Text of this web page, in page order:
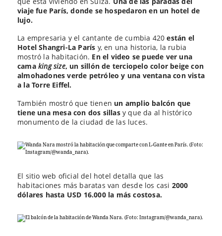
viaje fue París, donde se hospedaron en un hotel de
lujo.
La empresaria y el cantante de cumbia 420están el
Hotel Shangri-La París y, en una historia, la rubia
mostró la habitación. En el video se puede ver una
cama king size, un sillón de terciopelo color beige con
almohadones verde petróleo y una ventana con vista
a la Torre Eiffel.
También mostró que tienen un amplio balcón que
tiene una mesa con dos sillasy que da al histórico
monumento de la ciudad de las luces.
El sitio web oficial del hotel detalla que las
habitaciones más baratas van desde los casi 2000
dólares hasta USD 16.000 la más costosa.